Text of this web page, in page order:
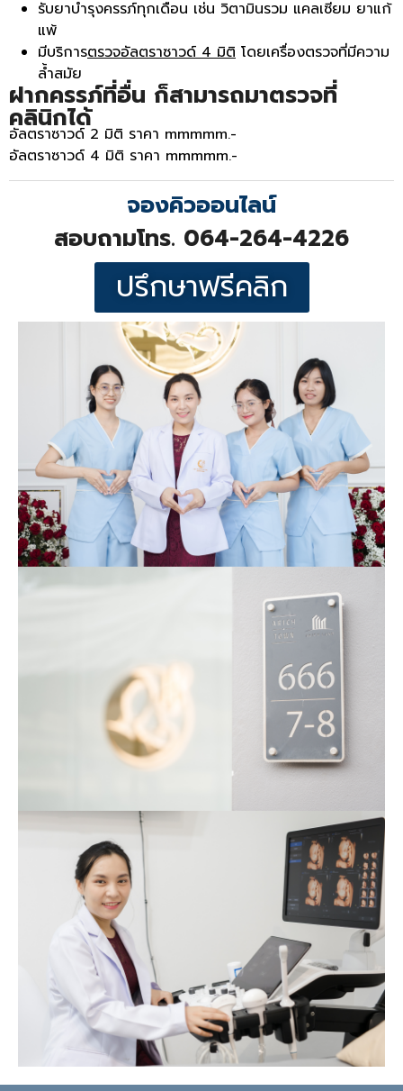
รับยาบำรุงครรภ์ทุกเดือน เช่น วิตามินรวม แคลเซียม ยาแก้
แพ้
มีบริการตรวจอัลตราซาวด์ 4 มิติ โดยเครื่องตรวจที่มีความ
ล้ำสมัย
ฝากครรภ์ที่อื่น ก็สามารถมาตรวจที่
คลินิกได้
อัลตราซาวด์ 2 มิติ ราคา mmmmm.-
อัลตราซาวด์ 4 มิติ ราคา mmmmm.-
จองคิวออนไลน์
สอบถามโทร. 064-264-4226
ปรึกษาฟรีคลิก